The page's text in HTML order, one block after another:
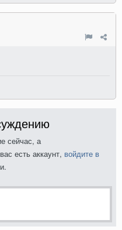
сейчас, а
есть аккаунт, войдите в